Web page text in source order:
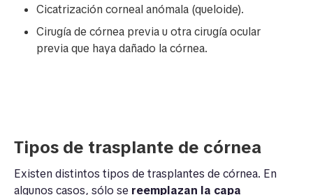
Cicatrización corneal anómala (queloide).
Cirugía de córnea previa u otra cirugía ocular
previa que haya dañado la córnea.
Tipos de trasplante de córnea
Existen distintos tipos de trasplantes de córnea. En
algunos casos, sólo se reemplazan la capa